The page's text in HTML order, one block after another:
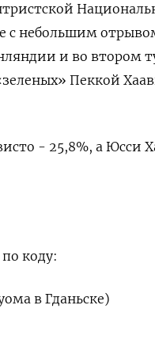
с небольшим
и во втором
Пеккой
- 25,8%, а Юсси
коду:
в Гданьске)